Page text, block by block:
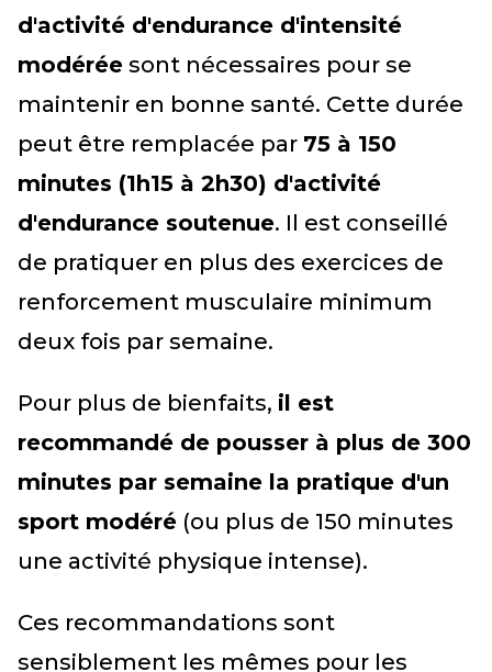
d'activité d'endurance d'intensité
modérée sont nécessaires pour se
maintenir en bonne santé. Cette durée
peut être remplacée par 75 à 150
minutes (1h15 à 2h30) d'activité
d'endurance soutenue. Il est conseillé
de pratiquer en plus des exercices de
renforcement musculaire minimum
deux fois par semaine.
Pour plus de bienfaits, il est
recommandé de pousser à plus de 300
minutes par semaine la pratique d'un
sport modéré (ou plus de 150 minutes
une activité physique intense).
Ces recommandations sont
sensiblement les mêmes pour les